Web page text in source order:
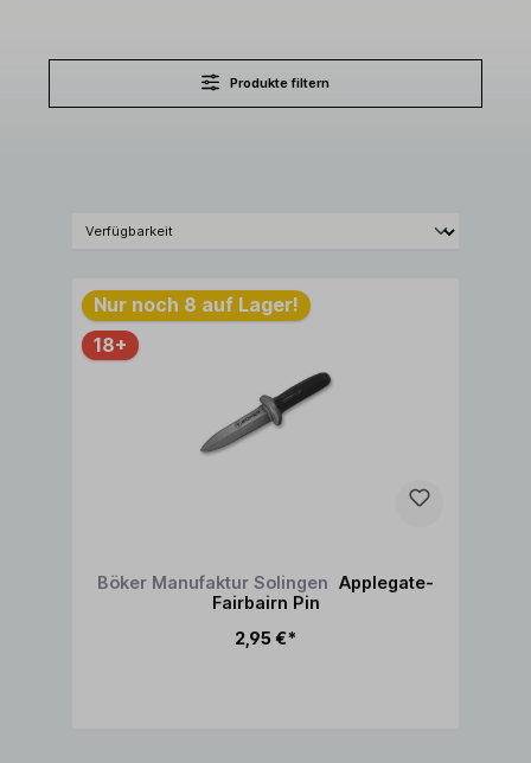
Produkte filtern
Nur noch 8 auf Lager!
18+
Böker Manufaktur Solingen Applegate-
Fairbairn Pin
2,95 €*